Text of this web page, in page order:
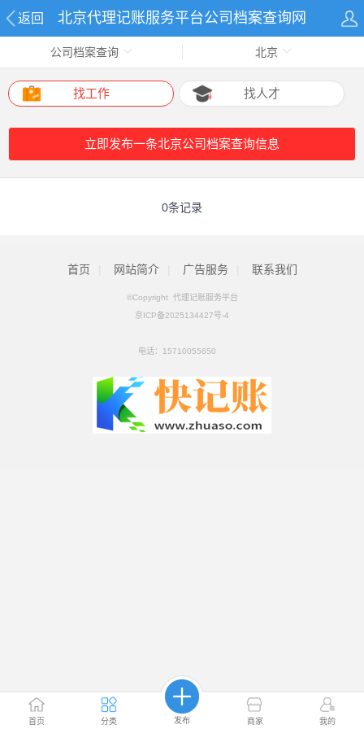
返回 北京代理记账服务平台公司档案查询网
首页 分类 发布 商家 我的
公司档案查询 北京
找工作 找人才
立即发布一条北京公司档案查询信息
0条记录
首页 网站简介 广告服务 联系我们
©Copyright 代理记账服务平台
京ICP备2025134427号-4
电话： 15710055650